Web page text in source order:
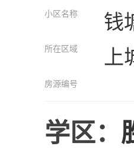
小区名称 钱
所在区域 上
房源编号
学区：